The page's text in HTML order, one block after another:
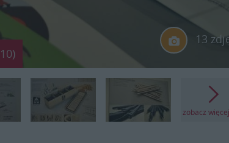
13
zobacz więcej